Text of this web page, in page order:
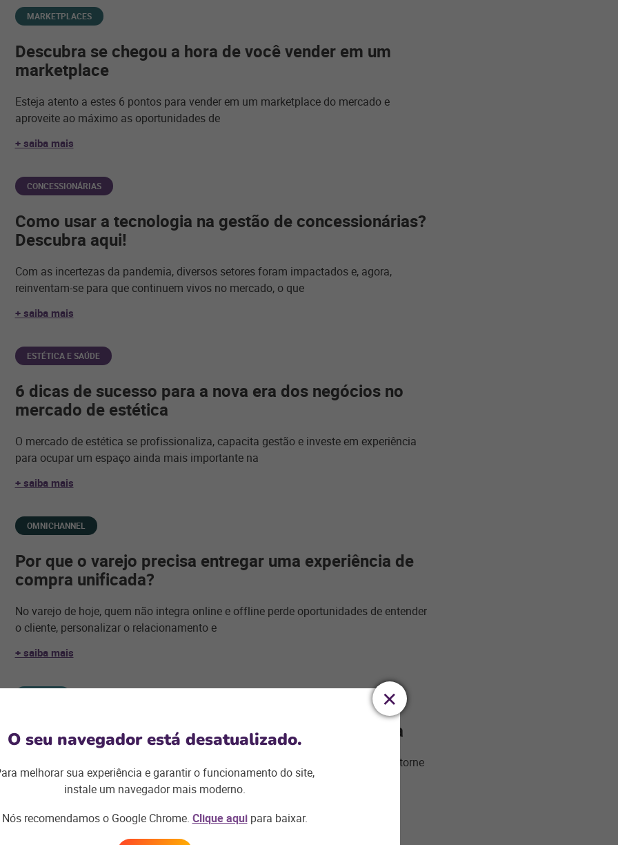
MARKETPLACES
Descubra se chegou a hora de você vender em um
marketplace
Esteja atento a estes 6 pontos para vender em um marketplace do mercado e
aproveite ao máximo as oportunidades de
+ saiba mais
CONCESSIONÁRIAS
Como usar a tecnologia na gestão de concessionárias?
Descubra aqui!
Com as incertezas da pandemia, diversos setores foram impactados e, agora,
reinventam-se para que continuem vivos no mercado, o que
+ saiba mais
ESTÉTICA E SAÚDE
6 dicas de sucesso para a nova era dos negócios no
mercado de estética
O mercado de estética se profissionaliza, capacita gestão e investe em experiência
para ocupar um espaço ainda mais importante na
+ saiba mais
OMNICHANNEL
Por que o varejo precisa entregar uma experiência de
compra unificada?
No varejo de hoje, quem não integra online e offline perde oportunidades de entender
o cliente, personalizar o relacionamento e
+ saiba mais
Loja física: ainda mais importante no pós-pandemia
A digitalização acelerada do varejo durante a crise faz com que a loja física se torne
ainda mais importante para
O seu navegador está desatualizado.
melhorar sua experiência e garantir o funcionamento do site,
instale um navegador mais moderno.
Nós recomendamos o Google Chrome. Clique aquipara baixar.